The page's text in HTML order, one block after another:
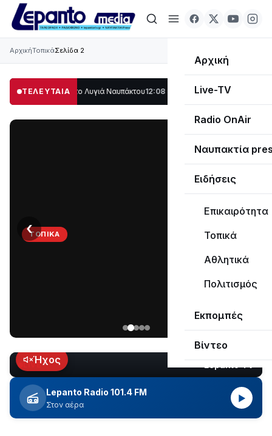
Αρχική
Live-TV
Radio OnAir
Ναυπακτία
Ειδήσεις
Επικαιρότητα
Τοπικά
Αθλητικά
Πολιτισμός
Εκπομπές
Βίντεο
ΑρχικήΤοπικάΣελίδα 2
ΤΕΛΕΥΤΑΙΑ
στο Λυγιά Ναυπάκτου12:08 Σε τροχιά υλοποίησης η Παράκαμψη του
ΤΟΠΙΚΆ
Ναυπάκτου
εδώ
και
περίπου
δύο
ώρες
‹
LIVEΉχος
Lepanto Radio 101.4 FM
Στον αέρα
▶